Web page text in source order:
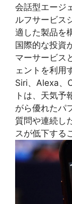
会話型エージ
ルフサービス
適した製品を
国際的な投資
マーサービス
ェントを利用
Siri、Alexa、
トは、天気予
がら優れたパ
質問や連続し
スが低下する